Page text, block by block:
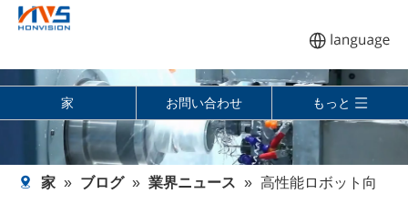
家 お問い合わせ もっと
家 » ブログ » 業界ニュース » 高性能ロボット向